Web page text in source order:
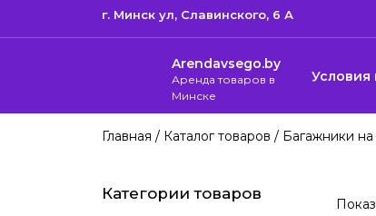
г. Минск ул, Cлавинского, 6 А
Arendavsego.by
Аренда товаров в
Минске
Условия
Главная / Каталог товаров / Багажники
Категории товаров